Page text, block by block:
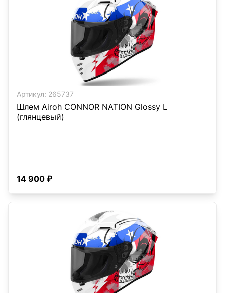
Артикул: 265737
Шлем Airoh CONNOR NATION Glossy L
(глянцевый)
14 900 ₽